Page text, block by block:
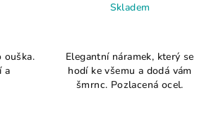
ouška.
a
Skladem
produktu
je
5,0
Elegantní náramek, který se
hodí ke všemu a dodá vám
šmrnc. Pozlacená ocel.